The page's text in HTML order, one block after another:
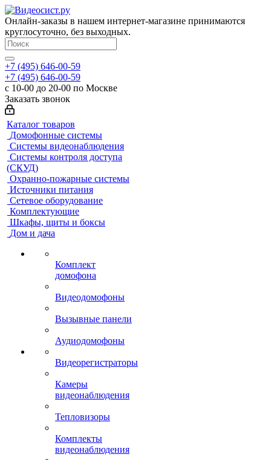
Онлайн-заказы в нашем интернет-магазине принимаются
круглосуточно, без выходных.
+7 (495) 646-00-59
+7 (495) 646-00-59
с 10-00 до 20-00 по Москве
Заказать звонок
Каталог товаров
Домофонные системы
Системы видеонаблюдения
Системы контроля доступа
(СКУД)
Охранно-пожарные системы
Источники питания
Сетевое оборудование
Комплектующие
Шкафы, щиты и боксы
Дом и дача
Комплект
домофона
Видеодомофоны
Вызывные панели
Аудиодомофоны
Видеорегистраторы
Камеры
видеонаблюдения
Тепловизоры
Комплекты
видеонаблюдения